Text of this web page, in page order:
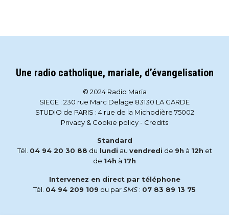
Une radio catholique, mariale, d’évangelisation
© 2024 Radio Maria
SIEGE : 230 rue Marc Delage 83130 LA GARDE
STUDIO de PARIS : 4 rue de la Michodière 75002
Privacy & Cookie policy- Credits
Standard
Tél. 04 94 20 30 88 du lundi au vendredi de 9h à 12h et
de 14h à 17h
Intervenez en direct par téléphone
Tél. 04 94 209 109 ou parSMS : 07 83 89 13 75